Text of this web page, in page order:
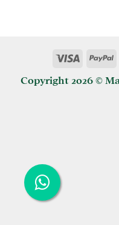
Copyright 2026 ©